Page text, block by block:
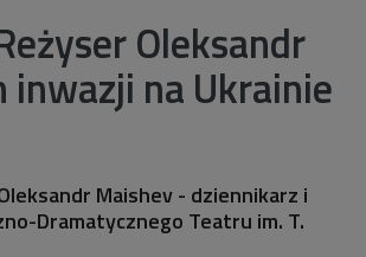
Oleksandr
inwazji na Ukrainie
Maishev - dziennikarz i
Dramatycznego Teatru im. T.